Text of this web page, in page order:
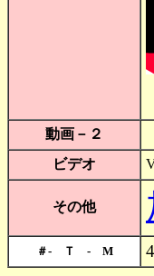
動画－２
ビデオ
その他
＃- Ｔ - M